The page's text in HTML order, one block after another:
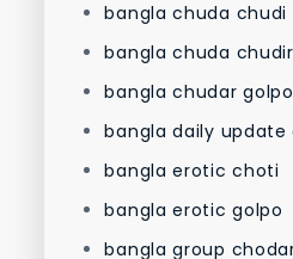
bangla chuda chudi
bangla chuda
bangla chudar golpo
bangla daily update
bangla erotic choti
bangla erotic golpo
bangla group